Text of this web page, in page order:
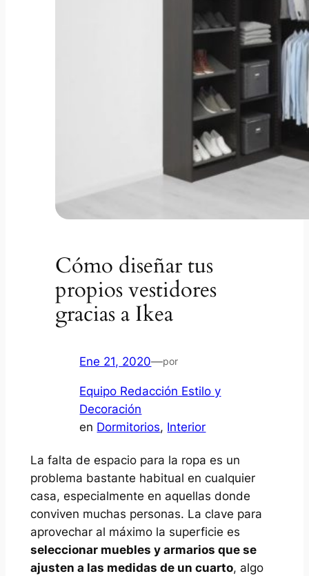
Cómo diseñar tus
propios vestidores
gracias a Ikea
Ene 21, 2020—por
Equipo Redacción Estilo y
Decoración
en Dormitorios, Interior
La falta de espacio para la ropa es un
problema bastante habitual en cualquier
casa, especialmente en aquellas donde
conviven muchas personas. La clave para
aprovechar al máximo la superficie es
seleccionar muebles y armarios que se
ajusten a las medidas de un cuarto, algo